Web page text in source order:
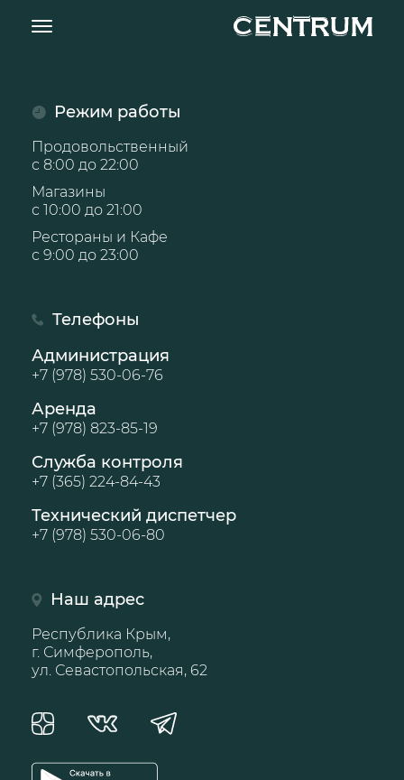
Режим работы
Продовольственный
с 8:00 до 22:00
Магазины
с 10:00 до 21:00
Рестораны и Кафе
с 9:00 до 23:00
Телефоны
Администрация
+7 (978) 530-06-76
Аренда
+7 (978) 823-85-19
Служба контроля
+7 (365) 224-84-43
Технический диспетчер
+7 (978) 530-06-80
Наш адрес
Республика Крым,
г. Симферополь,
ул. Севастопольская, 62